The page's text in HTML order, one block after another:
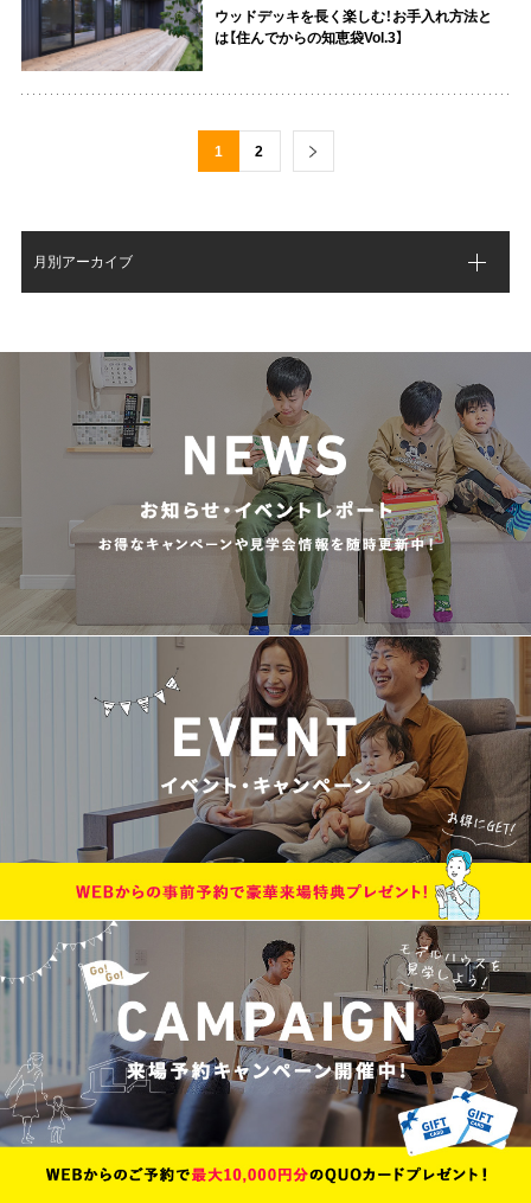
ウッドデッキを長く楽しむ！お手入れ方法と
は【住んでからの知恵袋Vol.3】
1 2
月別アーカイブ